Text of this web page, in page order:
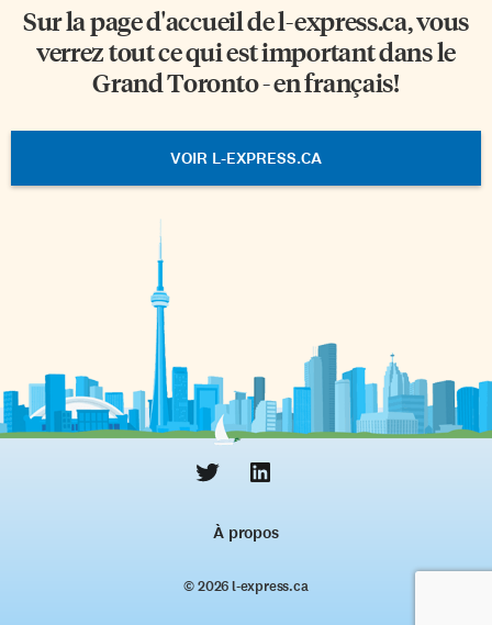
Sur la page d'accueil del-express.ca, vous
verrez tout ce qui est important dans le
Grand Toronto - en français!
VOIR L-EXPRESS.CA
À propos
© 2026 l‑express.ca